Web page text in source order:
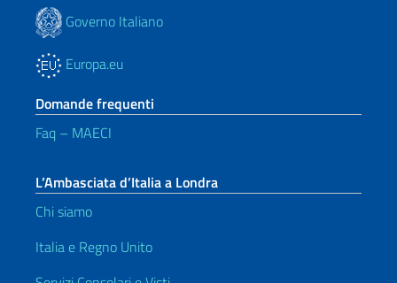
Governo Italiano
Europa.eu
Domande frequenti
Faq – MAECI
L’Ambasciata d’Italia a Londra
Chi siamo
Italia e Regno Unito